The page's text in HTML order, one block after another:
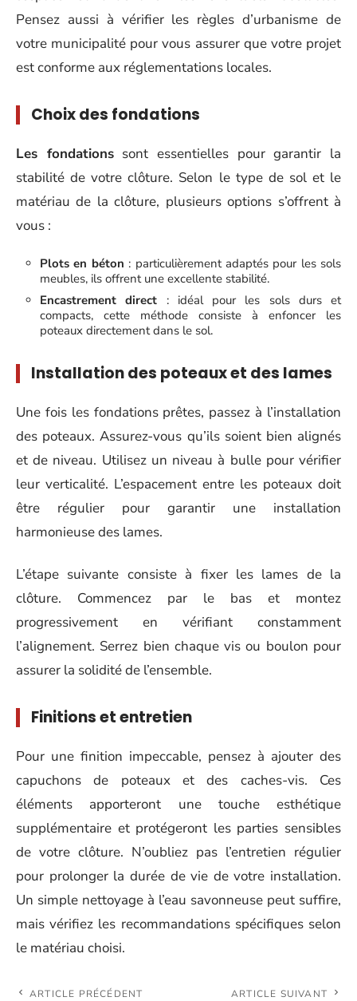
Pensez aussi à vérifier les règles d’urbanisme de
votre municipalité pour vous assurer que votre projet
est conforme aux réglementations locales.
Choix des fondations
Les fondationssont essentielles pour garantir la
stabilité de votre clôture. Selon le type de sol et le
matériau de la clôture, plusieurs options s’offrent à
vous :
Plots en béton : particulièrement adaptés pour les sols
meubles, ils offrent une excellente stabilité.
Encastrement direct : idéal pour les sols durs et
compacts, cette méthode consiste à enfoncer les
poteaux directement dans le sol.
Installation des poteaux et des lames
Une fois les fondations prêtes, passez à l’installation
des poteaux. Assurez-vous qu’ils soient bien alignés
et de niveau. Utilisez un niveau à bulle pour vérifier
leur verticalité. L’espacement entre les poteaux doit
être régulier pour garantir une installation
harmonieuse des lames.
L’étape suivante consiste à fixer les lames de la
clôture. Commencez par le bas et montez
progressivement en vérifiant constamment
l’alignement. Serrez bien chaque vis ou boulon pour
assurer la solidité de l’ensemble.
Finitions et entretien
Pour une finition impeccable, pensez à ajouter des
capuchons de poteaux et des caches-vis. Ces
éléments apporteront une touche esthétique
supplémentaire et protégeront les parties sensibles
de votre clôture. N’oubliez pas l’entretien régulier
pour prolonger la durée de vie de votre installation.
Un simple nettoyage à l’eau savonneuse peut suffire,
mais vérifiez les recommandations spécifiques selon
le matériau choisi.
ARTICLE PRÉCÉDENT ARTICLE SUIVANT